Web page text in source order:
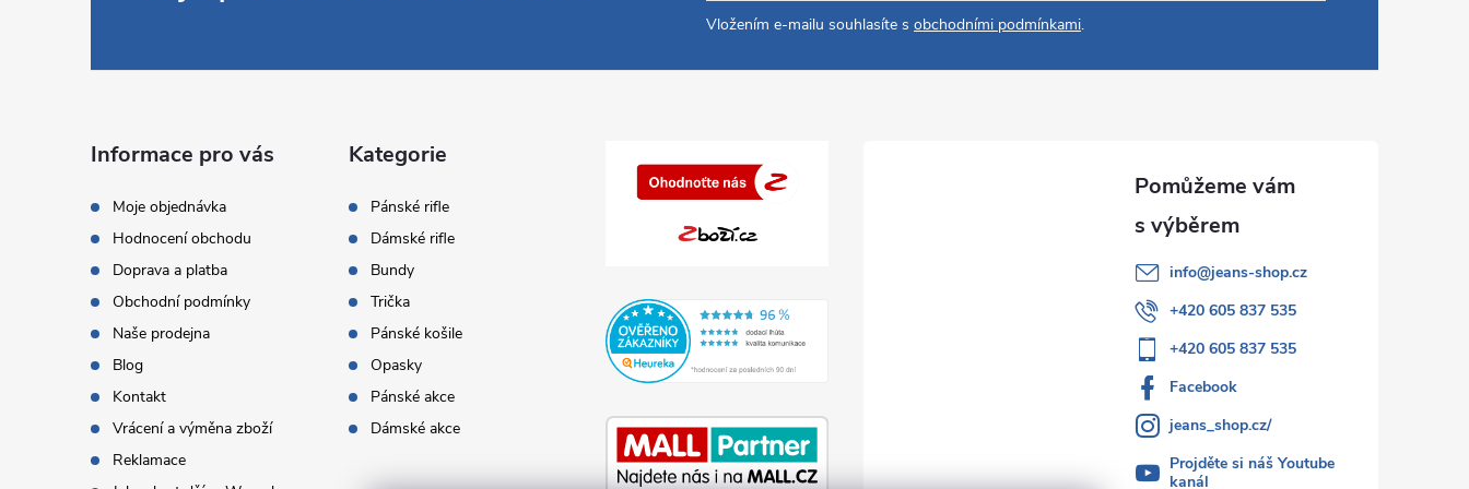
Vložením e-mailu souhlasíte s obchodními podmínkami.
Informace pro vás
Moje objednávka
Hodnocení obchodu
Doprava a platba
Obchodní podmínky
Naše prodejna
Blog
Kontakt
Vrácení a výměna zboží
Reklamace
Kategorie
Pánské rifle
Dámské rifle
Bundy
Trička
Pánské košile
Opasky
Pánské akce
Dámské akce
info@jeans-shop.cz
+420 605 837 535
+420 605 837 535
Facebook
jeans_shop.cz/
Projděte si náš Youtube
kanál